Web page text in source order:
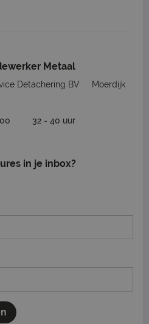
Metaal
Detachering BV
Moerdijk
32 - 40 uur
in je inbox?